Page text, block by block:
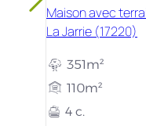
Maison avec
La Jarrie (17220)
351m²
110m²
4 c.